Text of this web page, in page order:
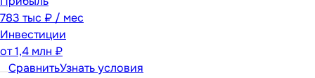
783 тыс ₽ / мес
Инвестиции
от1,4 млн ₽
СравнитьУзнать условия